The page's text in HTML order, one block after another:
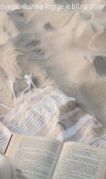
dužina knjige je bitna stvar